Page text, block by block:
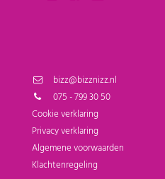
bizz@bizznizz.nl
075 - 799 30 50
Cookie verklaring
Privacy verklaring
Algemene voorwaarden
Klachtenregeling